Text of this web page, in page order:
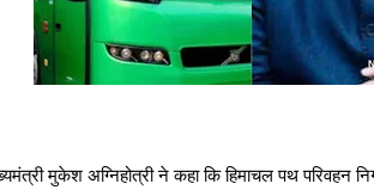
मुकेश अग्निहोत्री ने कहा कि हिमाचल पथ परिवहन